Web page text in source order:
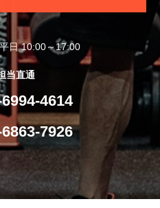
日 10:00～17:00
当直通
4614
7926